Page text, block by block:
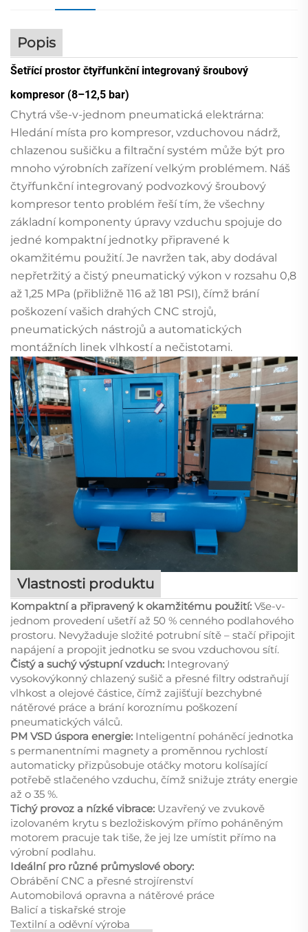
Popis
Šetřící prostor čtyřfunkční integrovaný šroubový
kompresor (8–12,5 bar)
Chytrá vše-v-jednom pneumatická elektrárna:
Hledání místa pro kompresor, vzduchovou nádrž,
chlazenou sušičku a filtrační systém může být pro
mnoho výrobních zařízení velkým problémem. Náš
čtyřfunkční integrovaný podvozkový šroubový
kompresor tento problém řeší tím, že všechny
základní komponenty úpravy vzduchu spojuje do
jedné kompaktní jednotky připravené k
okamžitému použití. Je navržen tak, aby dodával
nepřetržitý a čistý pneumatický výkon v rozsahu 0,8
až 1,25 MPa (přibližně 116 až 181 PSI), čímž brání
poškození vašich drahých CNC strojů,
pneumatických nástrojů a automatických
montážních linek vlhkostí a nečistotami.
Vlastnosti produktu
Kompaktní a připravený k okamžitému použití: Vše-v-
jednom provedení ušetří až 50 % cenného podlahového
prostoru. Nevyžaduje složité potrubní sítě – stačí připojit
napájení a propojit jednotku se svou vzduchovou sítí.
Čistý a suchý výstupní vzduch: Integrovaný
vysokovýkonný chlazený sušič a přesné filtry odstraňují
vlhkost a olejové částice, čímž zajišťují bezchybné
nátěrové práce a brání koroznímu poškození
pneumatických válců.
PM VSD úspora energie: Inteligentní poháněcí jednotka
s permanentními magnety a proměnnou rychlostí
automaticky přizpůsobuje otáčky motoru kolísající
potřebě stlačeného vzduchu, čímž snižuje ztráty energie
až o 35 %.
Tichý provoz a nízké vibrace: Uzavřený ve zvukově
izolovaném krytu s bezložiskovým přímo poháněným
motorem pracuje tak tiše, že jej lze umístit přímo na
výrobní podlahu.
Ideální pro různé průmyslové obory:
Obrábění CNC a přesné strojírenství
Automobilová opravna a nátěrové práce
Balicí a tiskařské stroje
Textilní a oděvní výroba